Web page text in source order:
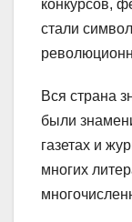
конкурсов,
стали
Вся страна
были
газетах и
многих